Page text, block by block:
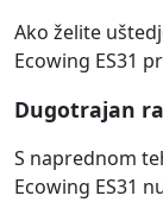
Ako želite
Ecowing ES31
Dugotrajan
S naprednom
Ecowing ES31